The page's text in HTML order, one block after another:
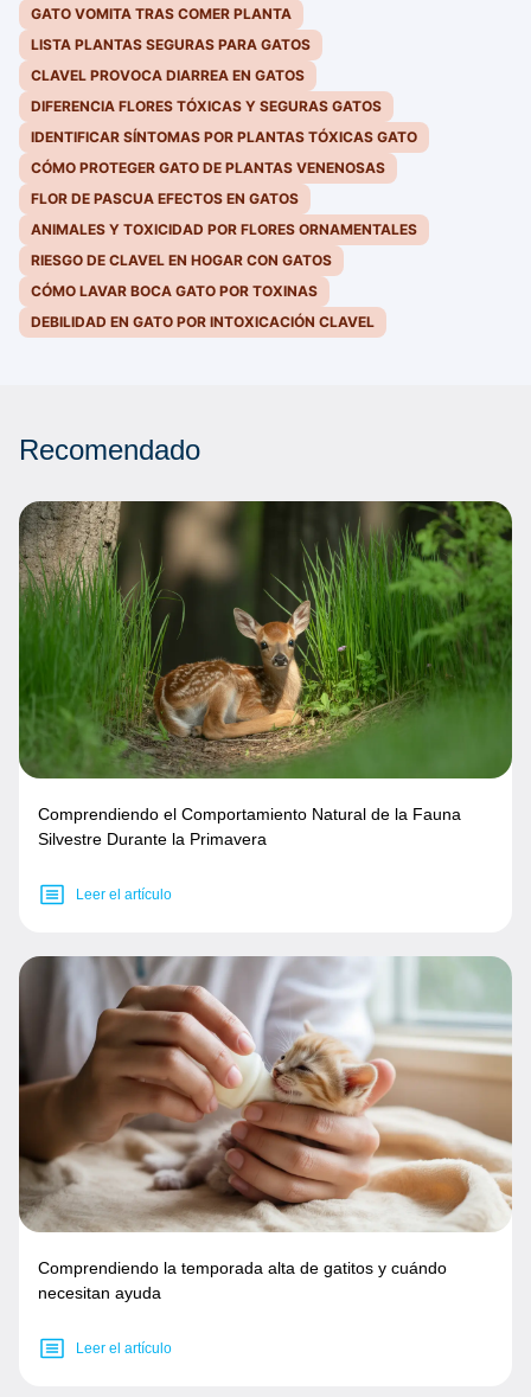
GATO VOMITA TRAS COMER PLANTA
LISTA PLANTAS SEGURAS PARA GATOS
CLAVEL PROVOCA DIARREA EN GATOS
DIFERENCIA FLORES TÓXICAS Y SEGURAS GATOS
IDENTIFICAR SÍNTOMAS POR PLANTAS TÓXICAS GATO
CÓMO PROTEGER GATO DE PLANTAS VENENOSAS
FLOR DE PASCUA EFECTOS EN GATOS
ANIMALES Y TOXICIDAD POR FLORES ORNAMENTALES
RIESGO DE CLAVEL EN HOGAR CON GATOS
CÓMO LAVAR BOCA GATO POR TOXINAS
DEBILIDAD EN GATO POR INTOXICACIÓN CLAVEL
Recomendado
Comprendiendo el Comportamiento Natural de la Fauna
Silvestre Durante la Primavera
Leer el artículo
Comprendiendo la temporada alta de gatitos y cuándo
necesitan ayuda
Leer el artículo